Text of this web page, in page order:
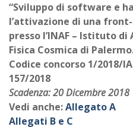
“Sviluppo di software e
l’attivazione di una front-
presso l’INAF – Istituto
Fisica Cosmica di
Codice concorso 1/2018/
157/2018
Scadenza: 20 Dicembre 2018
Vedi anche:Allegato A
Allegati B e C